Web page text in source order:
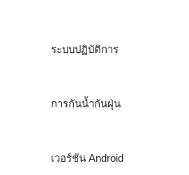
ระบบปฏิบัติการ
การกันน้ำกันฝุ่น
เวอร์ชัน Android